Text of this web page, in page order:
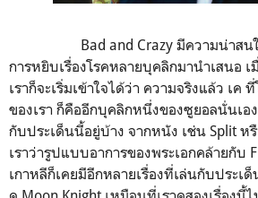
Bad and Crazy มีความน่าสนใจ
การหยิบเรื่องโรคหลายบุคลิกมานำเสนอ
เราก็จะเริ่มเข้าใจได้ว่า ความจริงแล้ว เค
ของเรา ก็คืออีกบุคลิกหนึ่งของซูยอลนั่นเอ
กับประเด็นนี้อยู่บ้าง จากหนัง เช่น Split ห
เราว่ารูปแบบอาการของพระเอกคล้ายกับ
เกาหลีก็เคยมีอีกหลายเรื่องที่เล่นกับประเ